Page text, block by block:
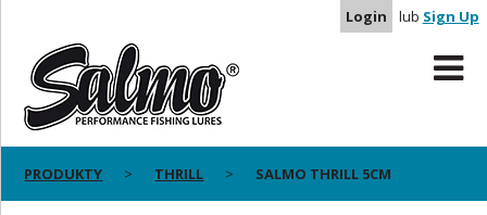
Login lub Sign Up
PRODUKTY THRILL SALMO THRILL 5CM